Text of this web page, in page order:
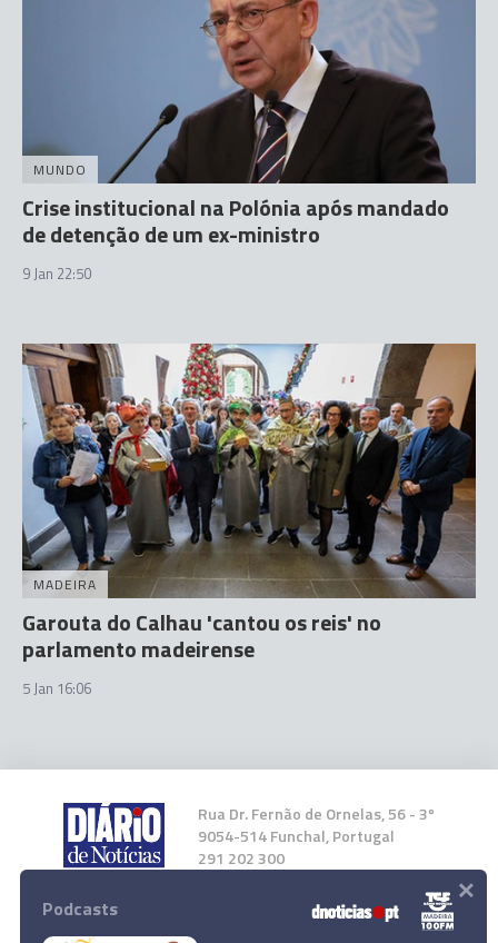
MUNDO
Crise institucional na Polónia após mandado
de detenção de um ex-ministro
9 Jan 22:50
MADEIRA
Garouta do Calhau 'cantou os reis' no
parlamento madeirense
5 Jan 16:06
Rua Dr. Fernão de Ornelas, 56 - 3º
9054-514 Funchal, Portugal
291 202 300
Instale a nossa App
Podcasts ×